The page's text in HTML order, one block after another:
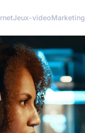
Jeux-videoMarketing